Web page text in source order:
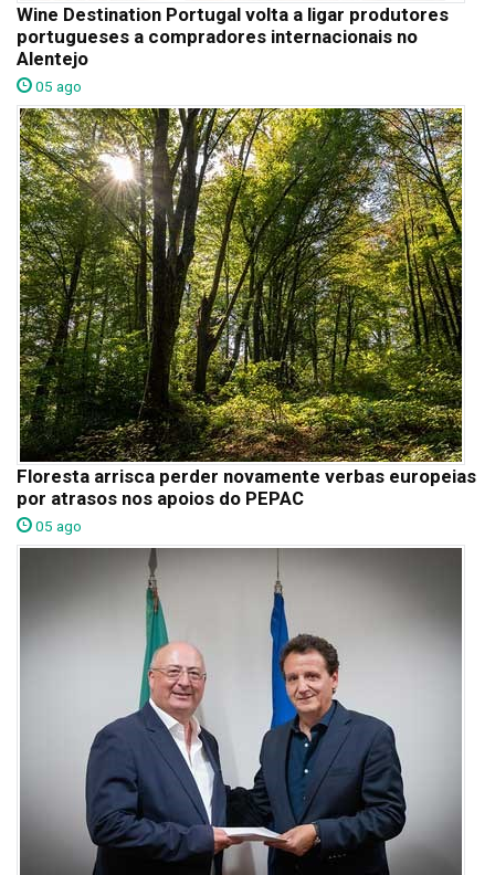
Wine Destination Portugal volta a ligar produtores
portugueses a compradores internacionais no
Alentejo
05 ago
Floresta arrisca perder novamente verbas europeias
por atrasos nos apoios do PEPAC
05 ago